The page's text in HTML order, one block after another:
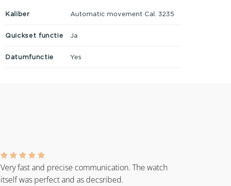
Kaliber Automatic movement Cal. 3235
Quickset functie Ja
Datumfunctie Yes
Very fast and precise communication. The watch
itself was perfect and as decsribed.